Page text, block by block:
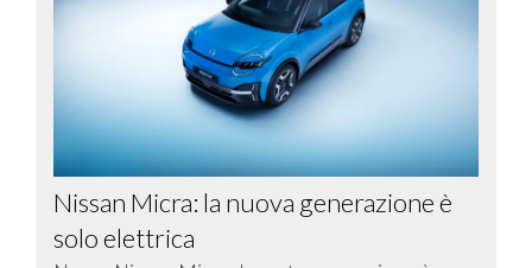
Nissan Micra: la nuova generazione è
solo elettrica